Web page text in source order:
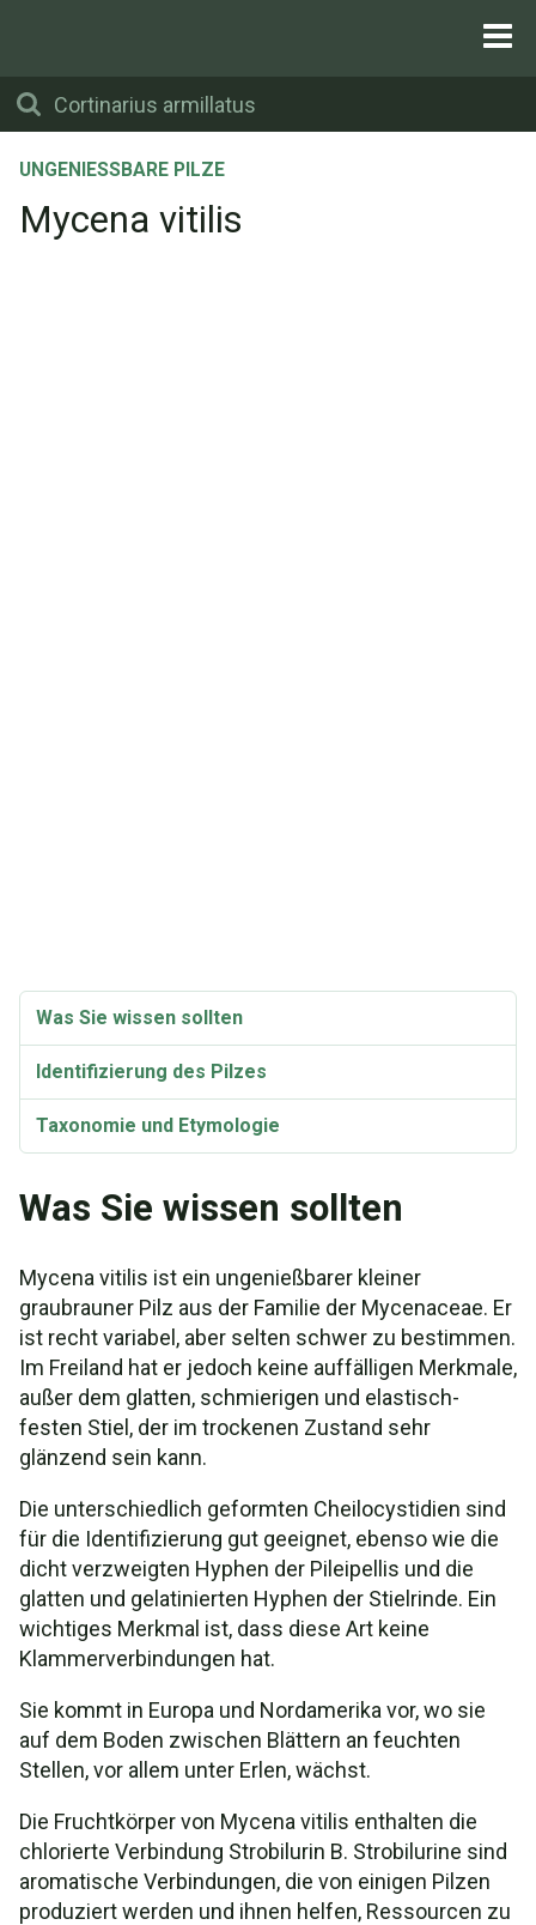
UNGENIESSBARE PILZE
Mycena vitilis
Was Sie wissen sollten
Identifizierung des Pilzes
Taxonomie und Etymologie
Was Sie wissen sollten
Mycena vitilis ist ein ungenießbarer kleiner
graubrauner Pilz aus der Familie der Mycenaceae. Er
ist recht variabel, aber selten schwer zu bestimmen.
Im Freiland hat er jedoch keine auffälligen Merkmale,
außer dem glatten, schmierigen und elastisch-
festen Stiel, der im trockenen Zustand sehr
glänzend sein kann.
Die unterschiedlich geformten Cheilocystidien sind
für die Identifizierung gut geeignet, ebenso wie die
dicht verzweigten Hyphen der Pileipellis und die
glatten und gelatinierten Hyphen der Stielrinde. Ein
wichtiges Merkmal ist, dass diese Art keine
Klammerverbindungen hat.
Sie kommt in Europa und Nordamerika vor, wo sie
auf dem Boden zwischen Blättern an feuchten
Stellen, vor allem unter Erlen, wächst.
Die Fruchtkörper von Mycena vitilis enthalten die
chlorierte Verbindung Strobilurin B. Strobilurine sind
aromatische Verbindungen, die von einigen Pilzen
produziert werden und ihnen helfen, Ressourcen zu